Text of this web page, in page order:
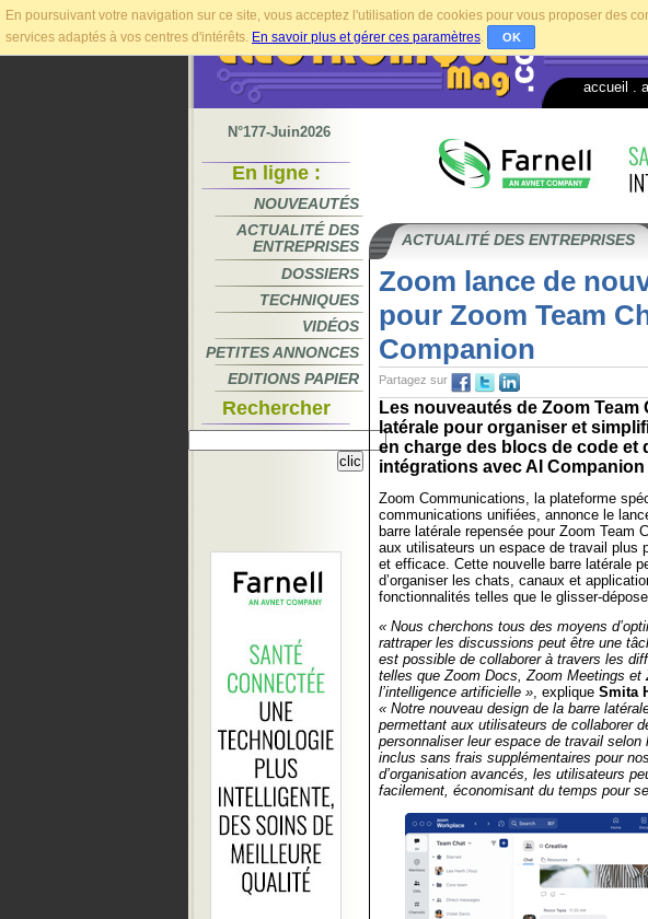
En poursuivant votre navigation sur ce site, vous acceptez l'utilisation de cookies pour vous proposer des
services adaptés à vos centres d'intérêts. En savoir plus et gérer ces paramètres. OK
accueil
N°177-Juin2026
En ligne :
NOUVEAUTÉS
ACTUALITÉ DES
ENTREPRISES
DOSSIERS
TECHNIQUES
VIDÉOS
PETITES ANNONCES
EDITIONS PAPIER
Rechercher
ACTUALITÉ DES ENTREPRISES
Zoom lance de
pour Zoom Team
Companion
Partagez sur
Les nouveautés de Zoom
latérale pour organiser et
en charge des blocs de code et
intégrations avec AI
Zoom Communications, la plateforme
communications unifiées, annonce le
barre latérale repensée pour Zoom Team
aux utilisateurs un espace de travail plus
et efficace. Cette nouvelle barre latérale
d’organiser les chats, canaux et
fonctionnalités telles que le glisser-
« Nous cherchons tous des moyens
rattraper les discussions peut être une
est possible de collaborer à travers les
telles que Zoom Docs, Zoom Meetings et
l’intelligence artificielle », explique Smita
« Notre nouveau design de la barre
permettant aux utilisateurs de collaborer
personnaliser leur espace de travail
inclus sans frais supplémentaires pour
d’organisation avancés, les utilisateurs
facilement, économisant du temps pour